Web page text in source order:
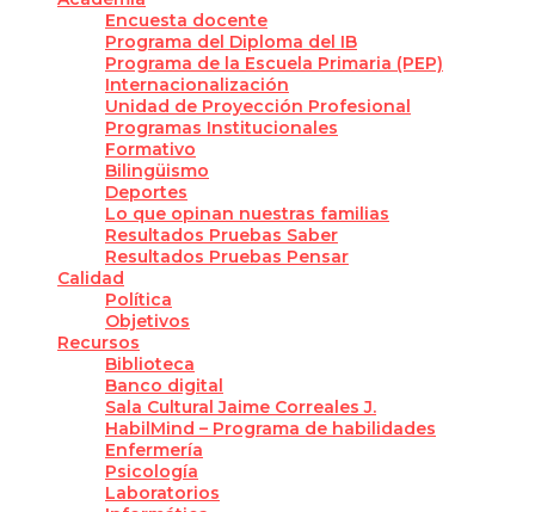
Encuesta docente
Programa del Diploma del IB
Programa de la Escuela Primaria (PEP)
Internacionalización
Unidad de Proyección Profesional
Programas Institucionales
Formativo
Bilingüismo
Deportes
Lo que opinan nuestras familias
Resultados Pruebas Saber
Resultados Pruebas Pensar
Calidad
Política
Objetivos
Recursos
Biblioteca
Banco digital
Sala Cultural Jaime Correales J.
HabilMind – Programa de habilidades
Enfermería
Psicología
Laboratorios